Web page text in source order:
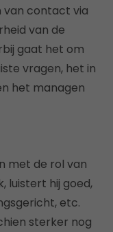
van contact via
van de
gaat het om
vragen, het in
het managen
met de rol van
luistert hij goed,
etc.
sterker nog